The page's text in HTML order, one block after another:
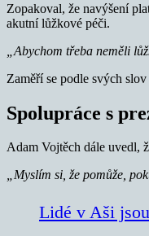
Zopakoval, že navýšení
akutní lůžkové péči.
„Abychom třeba neměli
Zaměří se podle svých
Spolupráce s
Adam Vojtěch dále uvedl,
„Myslím si, že pomůže,
Lidé v Aši